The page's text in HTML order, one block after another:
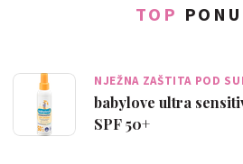
TOP
NJEŽNA ZAŠTITA POD
babylove ultra
SPF 50+